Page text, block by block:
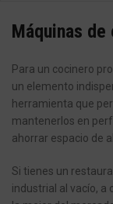
Máquinas
Para un cocinero
un elemento
herramienta que
mantenerlos en
ahorrar espacio de
Si tienes un
industrial al vacío, a